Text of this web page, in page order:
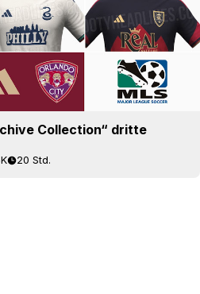
Collection“ dritte
20 Std.